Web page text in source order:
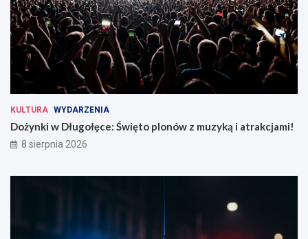
KULTURA WYDARZENIA
Dożynki w Długołęce: Święto plonów z muzyką i atrakcjami!
8 sierpnia 2026